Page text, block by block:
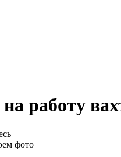
работу
фото